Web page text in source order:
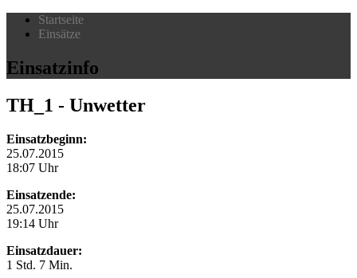
Startseite
Einsätze
Einsatzinfo
TH_1 - Unwetter
Einsatzbeginn:
25.07.2015
18:07 Uhr
Einsatzende:
25.07.2015
19:14 Uhr
Einsatzdauer:
1 Std. 7 Min.